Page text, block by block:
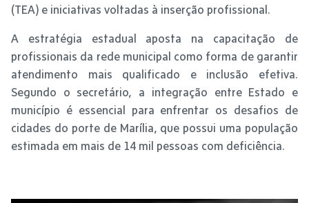
(TEA) e iniciativas voltadas à inserção profissional.
A estratégia estadual aposta na capacitação de
profissionais da rede municipal como forma de garantir
atendimento mais qualificado e inclusão efetiva.
Segundo o secretário, a integração entre Estado e
município é essencial para enfrentar os desafios de
cidades do porte de Marília, que possui uma população
estimada em mais de 14 mil pessoas com deficiência.